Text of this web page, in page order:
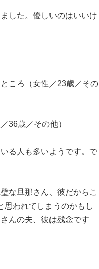
した。優しいのはいいけ
ころ（女性／23歳／その
36歳／その他）
る人も多いようです。で
な旦那さん、彼だからこ
思われてしまうのかもし
んの夫、彼は残念です